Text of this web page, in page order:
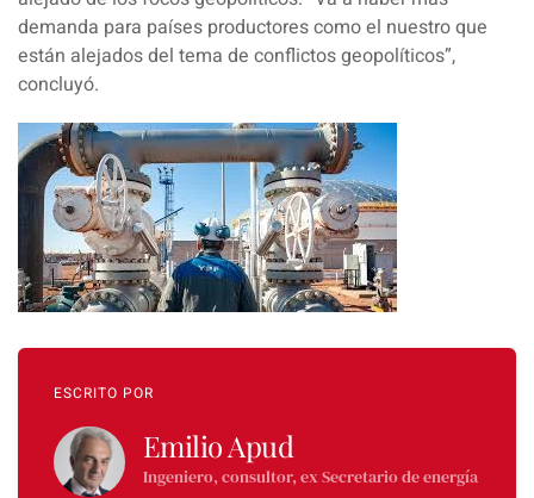
demanda para países productores como el nuestro que
están alejados del tema de conflictos geopolíticos”,
concluyó.
ESCRITO POR
Emilio Apud
Ingeniero, consultor, ex Secretario de energía